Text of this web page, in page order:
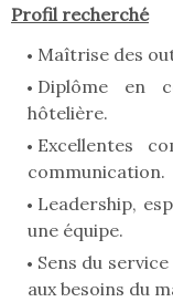
Profil recherché
Maîtrise des
Diplôme en
hôtelière.
Excellentes
communication.
Leadership,
une équipe.
Sens du
aux besoins du